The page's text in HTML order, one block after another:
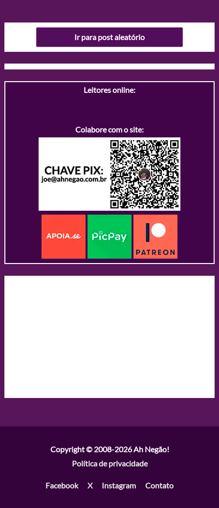
Ir para post aleatório
Leitores online:
Colabore com o site:
Copyright © 2008-2026Ah Negão!
Política de privacidade
Facebook X Instagram Contato